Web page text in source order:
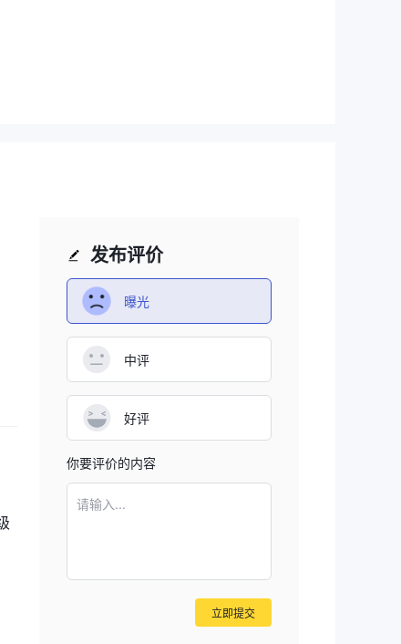
发布评价
曝光
中评
好评
你要评价的内容
请输入...
立即提交